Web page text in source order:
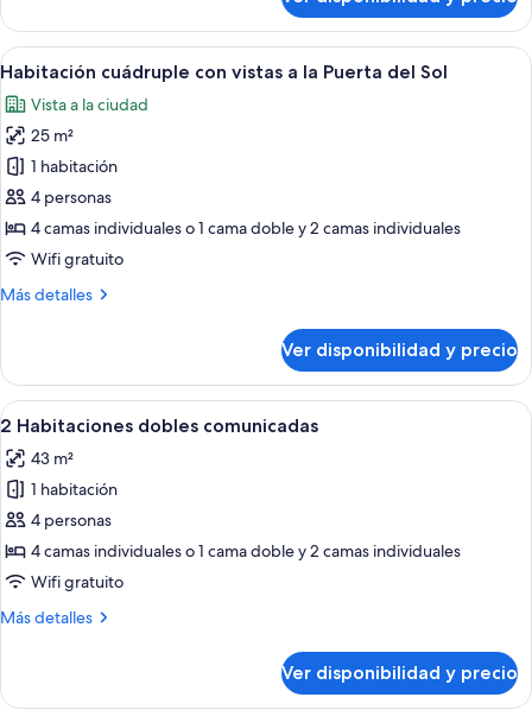
cuádruple
Ver
todas
las
fotos
de
Habitación
cuádruple
con
a
del
Sol
Habitación de hotel con dos camas,
8
Habitación cuádruple con vistas a la Puerta del Sol
Vista a la ciudad
25 m²
1 habitación
4 personas
4 camas individuales o 1 cama doble y 2 camas individuales
Wifi gratuito
Más detalles
Más
cuádruple
con
vistas
la
Puerta
del
Sol
Ver disponibilidad y precio
Ver
todas
las
fotos
de
2
Habitaciones
comunicadas
Habitación de hotel con cama,
5
2 Habitaciones dobles comunicadas
43 m²
1 habitación
4 personas
4 camas individuales o 1 cama doble y 2 camas individuales
Wifi gratuito
Más detalles
Más
Habitaciones
Ver disponibilidad y precio